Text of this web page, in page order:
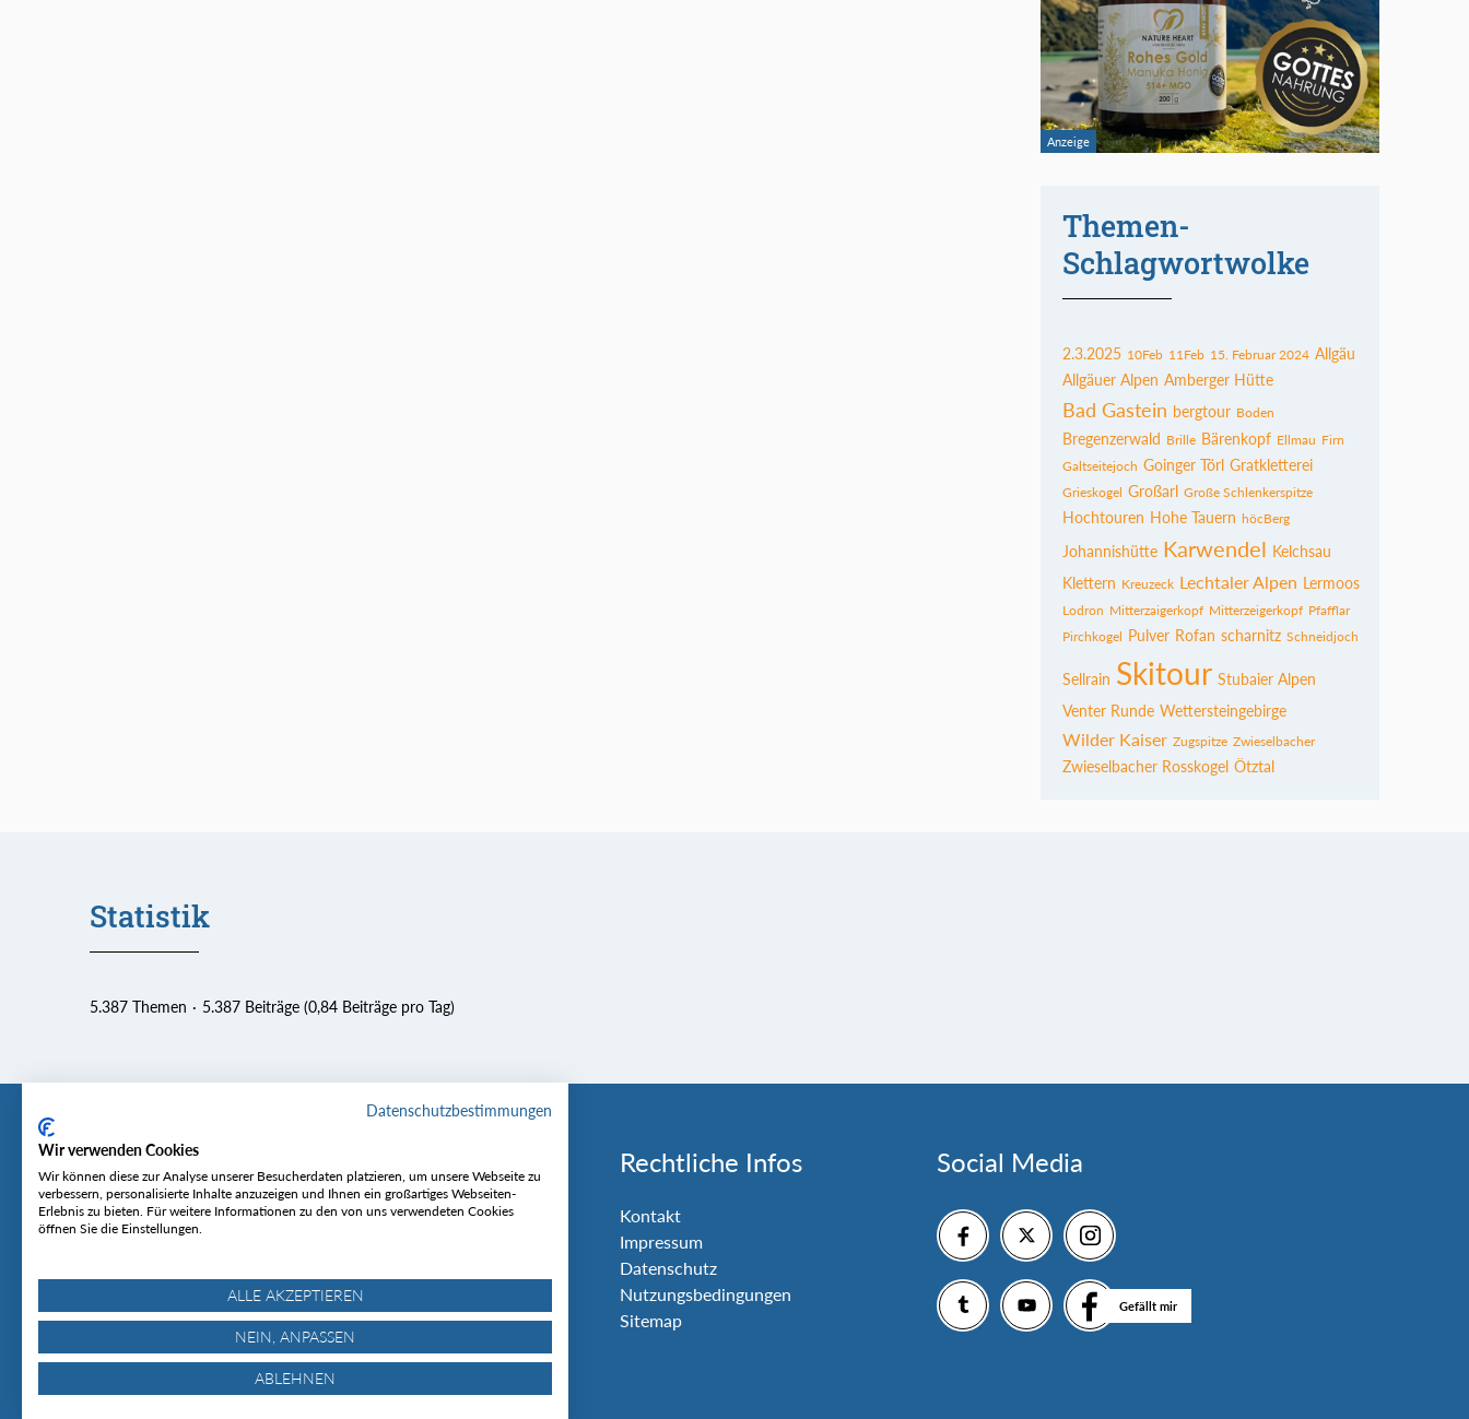
Themen-
Schlagwortwolke
2.3.2025 10Feb 11Feb 15. Februar 2024 Allgäu
Allgäuer Alpen Amberger Hütte
Bad Gastein bergtour Boden
Bregenzerwald Brille Bärenkopf Ellmau Firn
Galtseitejoch Goinger Törl Gratkletterei
Grieskogel Großarl Große Schlenkerspitze
Hochtouren Hohe Tauern höcBerg
Johannishütte Karwendel Kelchsau
Klettern Kreuzeck Lechtaler Alpen Lermoos
Lodron Mitterzaigerkopf Mitterzeigerkopf Pfafflar
Pirchkogel Pulver Rofan scharnitz Schneidjoch
Sellrain Skitour Stubaier Alpen
Venter Runde Wettersteingebirge
Wilder Kaiser Zugspitze Zwieselbacher
Zwieselbacher Rosskogel Ötztal
Statistik
5.387 Themen 5.387 Beiträge (0,84 Beiträge pro Tag)
Tourentipp
Über uns
Wetter & Lawinenlage
Rechtliche Infos
Kontakt
Impressum
Datenschutz
Nutzungsbedingungen
Sitemap
Social Media
Gefällt mir
© Tourentipp.com 2025
Datenschutzbestimmungen
Wir verwenden Cookies
Wir können diese zur Analyse unserer Besucherdaten platzieren, um unsere Webseite zu
verbessern, personalisierte Inhalte anzuzeigen und Ihnen ein großartiges Webseiten-
Erlebnis zu bieten. Für weitere Informationen zu den von uns verwendeten Cookies
öffnen Sie die Einstellungen.
ALLE AKZEPTIEREN
NEIN, ANPASSEN
ABLEHNEN